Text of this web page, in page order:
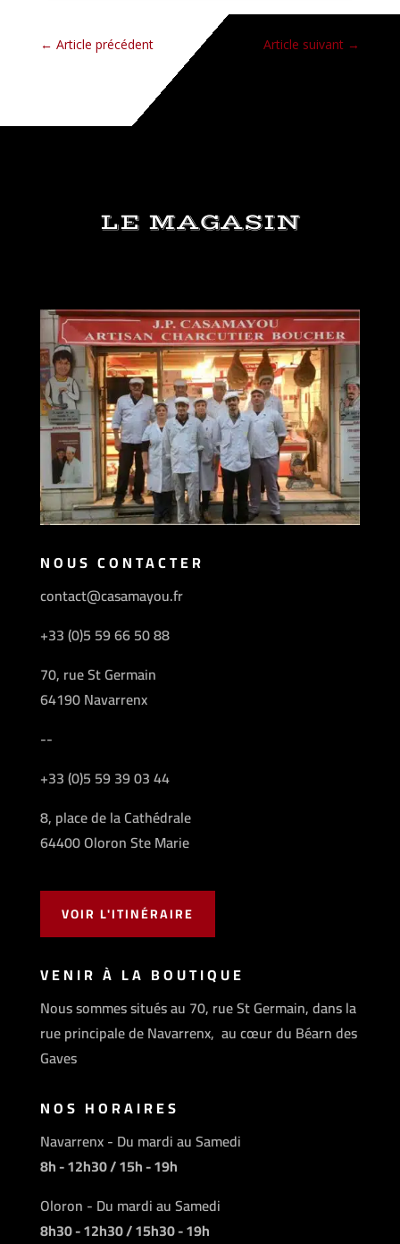
← Article précédent Article suivant →
LE MAGASIN
NOUS CONTACTER
contact@casamayou.fr
+33 (0)5 59 66 50 88
70, rue St Germain
64190 Navarrenx
--
+33 (0)5 59 39 03 44
8, place de la Cathédrale
64400 Oloron Ste Marie
VOIR L'ITINÉRAIRE
VENIR À LA BOUTIQUE
Nous sommes situés au 70, rue St Germain, dans la
rue principale de Navarrenx, au cœur du Béarn des
Gaves
NOS HORAIRES
Navarrenx - Du mardi au Samedi
8h - 12h30 / 15h - 19h
Oloron - Du mardi au Samedi
8h30 - 12h30 / 15h30 - 19h